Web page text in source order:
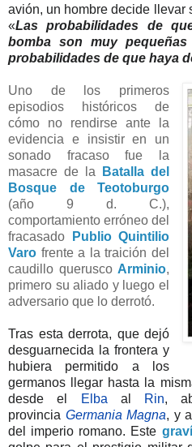
avión, un hombre decide llevar
«Las probabilidades de
bomba son muy
probabilidades de que haya
Uno de los primeros
episodios históricos de
cómo no rendirse ante la
evidencia e insistir en un
sonado fracaso fue la
masacre de la
Batalla del
Bosque de Teotoburgo
(año 9 d. C.),
comportamiento erróneo del
fracasado
Publio Quintilio
Varo frente a la traición del
caudillo querusco Arminio,
primero su aliado y luego el
adversario que lo derrotó.
Tras esta derrota, que dejó
desguarnecida la frontera y
hubiera permitido a los
germanos llegar hasta la
desde el
Elba al Rin,
provincia Germania Magna, y
del imperio romano. Este